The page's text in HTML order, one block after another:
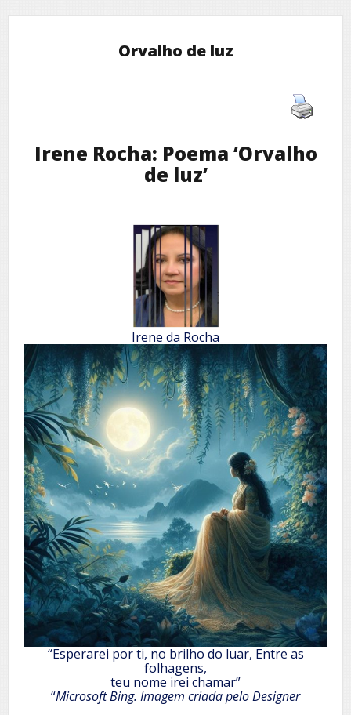
Orvalho de luz
Irene Rocha: Poema ‘Orvalho
de luz’
Irene da Rocha
“Esperarei por ti, no brilho do luar, Entre as
folhagens,
teu nome irei chamar”
“Microsoft Bing. Imagem criada pelo Designer